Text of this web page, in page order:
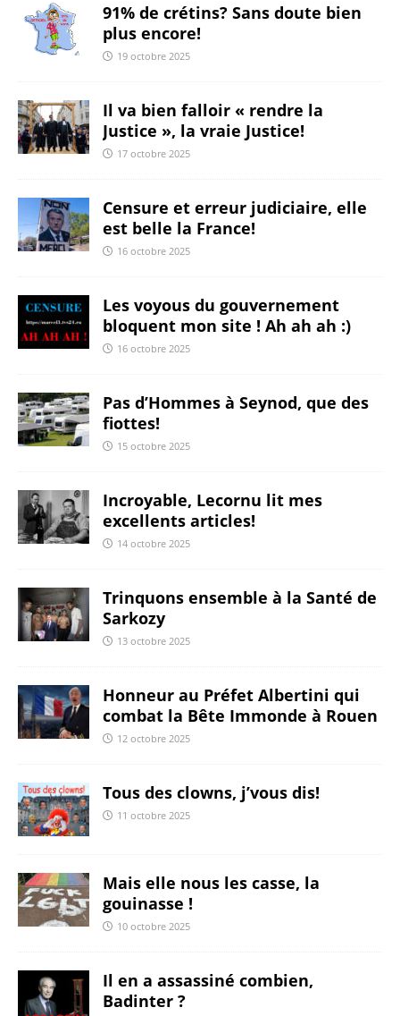
91% de crétins? Sans doute bien
plus encore!
19 octobre 2025
Il va bien falloir « rendre la
Justice », la vraie Justice!
17 octobre 2025
Censure et erreur judiciaire, elle
est belle la France!
16 octobre 2025
Les voyous du gouvernement
bloquent mon site ! Ah ah ah :)
16 octobre 2025
Pas d’Hommes à Seynod, que des
fiottes!
15 octobre 2025
Incroyable, Lecornu lit mes
excellents articles!
14 octobre 2025
Trinquons ensemble à la Santé de
Sarkozy
13 octobre 2025
Honneur au Préfet Albertini qui
combat la Bête Immonde à Rouen
12 octobre 2025
Tous des clowns, j’vous dis!
11 octobre 2025
Mais elle nous les casse, la
gouinasse !
10 octobre 2025
Il en a assassiné combien,
Badinter ?